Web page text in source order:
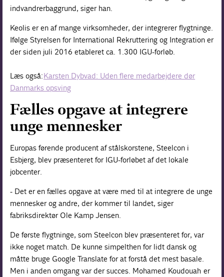
indvandrerbaggrund, siger han.
Keolis er en af mange virksomheder, der integrerer flygtninge.
Ifølge Styrelsen for International Rekruttering og Integration er
der siden juli 2016 etableret ca. 1.300 IGU-forløb.
Læs også:Karsten Dybvad: Uden flere medarbejdere dør
Danmarks opsving
Fælles opgave at integrere
unge mennesker
Europas førende producent af stålskorstene,Steelcon i
Esbjerg, blev præsenteret for IGU-forløbet af det lokale
jobcenter.
- Det er en fælles opgave at være med til at integrere de unge
mennesker og andre, der kommer til landet, siger
fabriksdirektør Ole Kamp Jensen.
De første flygtninge, som Steelcon blev præsenteret for, var
ikke noget match. De kunne simpelthen for lidt dansk og
måtte bruge ­Google Translate for at forstå det mest basale.
Men i anden omgang var der succes. Mohamed Koudouah er